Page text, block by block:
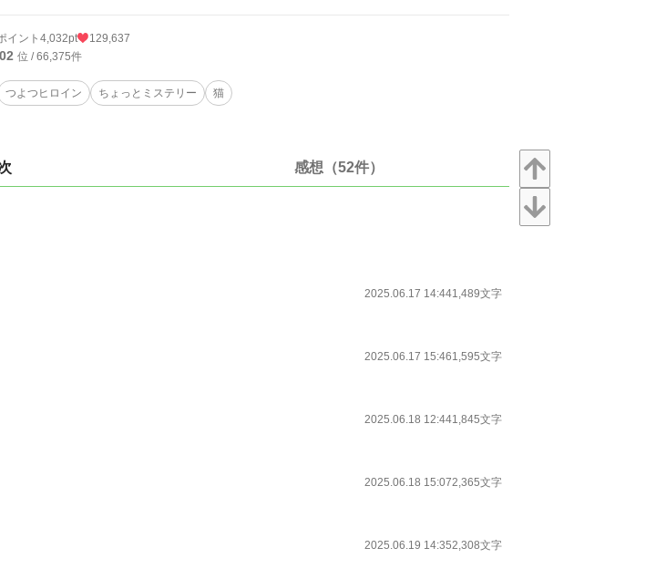
イント 4,032pt 129,637
位 / 66,375件
つよつヒロイン ちょっとミステリー 猫
感想（52件）
2025.06.17 14:441,489文字
2025.06.17 15:461,595文字
2025.06.18 12:441,845文字
2025.06.18 15:072,365文字
2025.06.19 14:352,308文字